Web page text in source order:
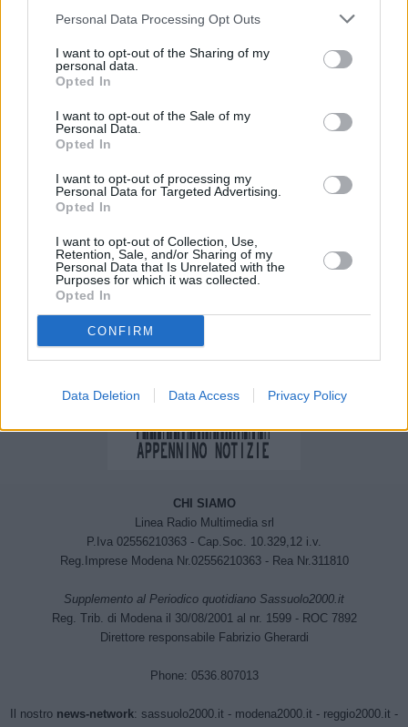
Personal Data Processing Opt Outs
I want to opt-out of the Sharing of my
personal data.
Opted In
I want to opt-out of the Sale of my
Personal Data.
Opted In
I want to opt-out of processing my
Personal Data for Targeted Advertising.
Opted In
I want to opt-out of Collection, Use,
Retention, Sale, and/or Sharing of my
Personal Data that Is Unrelated with the
Purposes for which it was collected.
Opted In
CONFIRM
Data Deletion Data Access Privacy Policy
Previous article
Patuelli “Autunno
decisivo per il fisco”
Afghanistan,Salvini”Sì
corridoi umanitari,no
CHI SIAMO
Linea Radio Multimedia srl
P.Iva 02556210363 - Cap.Soc. 10.329,12 i.v.
Reg.Imprese Modena Nr.02556210363 - Rea Nr.311810
Supplemento al Periodico quotidiano Sassuolo2000.it
Reg. Trib. di Modena il 30/08/2001 al nr. 1599 - ROC 7892
Direttore responsabile Fabrizio Gherardi
Phone: 0536.807013
Il nostro news-network: sassuolo2000.it - modena2000.it - reggio2000.it -